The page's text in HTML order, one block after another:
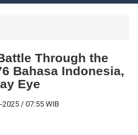
Through the
Bahasa Indonesia,
Eye
2025 / 07:55 WIB